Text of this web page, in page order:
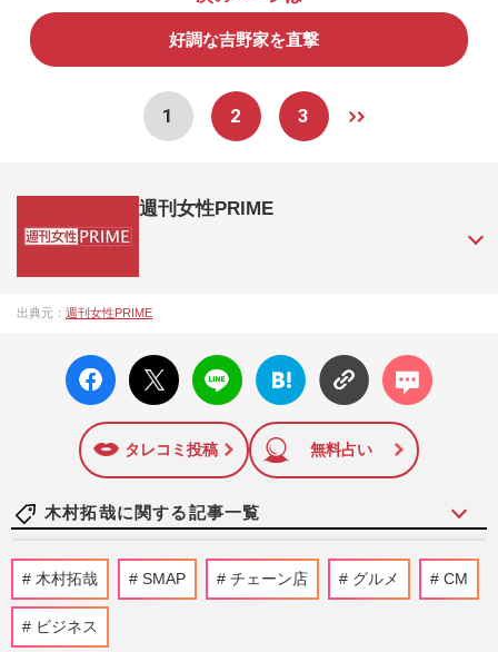
好調な吉野家を直撃
1 2 3
週刊女性PRIME
成27年）1月に開設された主婦と生活社が運営する日本のニュ
陣の執筆記事を配信するほか、女性週刊誌『週刊女性』の誌
面に掲載された記事から、インターネット利用者層にとって
特に関心の高い題材の記事を、WEB向けにリライトして配信
しています！
出典元： 週刊女性PRIME
facebo
ok い
X ポス
ト
LINE
はてな
ブック
に追加
コメン
ト
タレコミ投稿 無料占い
木村拓哉に関する記事一覧
《バレーボール日本代表》木村拓哉の長
女・Cocomiも私物公開で熱狂！「グッズ
木村拓哉 SMAP チェーン店 グルメ CM
ビジネス